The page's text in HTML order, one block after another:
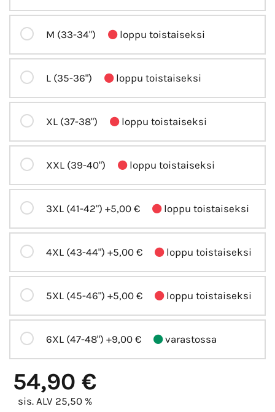
M (33-34") loppu toistaiseksi
L (35-36") loppu toistaiseksi
XL (37-38") loppu toistaiseksi
XXL (39-40") loppu toistaiseksi
3XL (41-42") +5,00 € loppu toistaiseksi
4XL (43-44") +5,00 € loppu toistaiseksi
5XL (45-46") +5,00 € loppu toistaiseksi
6XL (47-48") +9,00 € varastossa
54,90 €
sis. ALV 25,50 %